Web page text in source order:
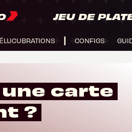
JEU DE
ÉLUCUBRATIONS CONFIGS
une carte
?